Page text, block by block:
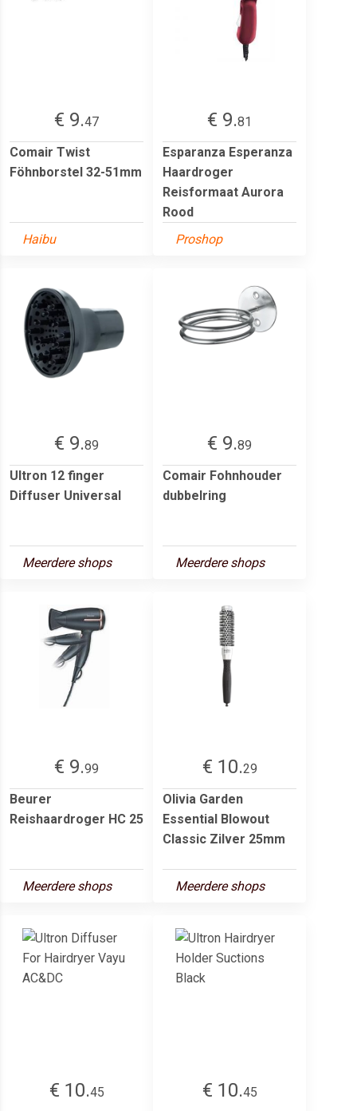
€ 9.47
Comair Twist
Föhnborstel 32-51mm
Haibu
€ 9.81
Esparanza Esperanza
Haardroger
Reisformaat Aurora
Rood
Proshop
€ 9.89
Ultron 12 finger
Diffuser Universal
Meerdere shops
€ 9.89
Comair Fohnhouder
dubbelring
Meerdere shops
€ 9.99
Beurer
Reishaardroger HC 25
Meerdere shops
€ 10.29
Olivia Garden
Essential Blowout
Classic Zilver 25mm
Meerdere shops
€ 10.45 € 10.45